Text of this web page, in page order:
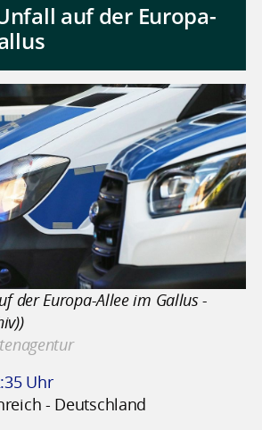
auf der Europa-
der Europa-Allee im Gallus -
Uhr
- Deutschland